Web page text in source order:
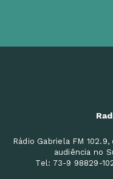
Rádio Gabriela FM
audiência no
Tel: 73-9 98829-